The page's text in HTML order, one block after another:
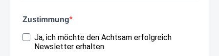
Zustimmung
Ja, ich möchte den Achtsam erfolgreich
Newsletter erhalten.